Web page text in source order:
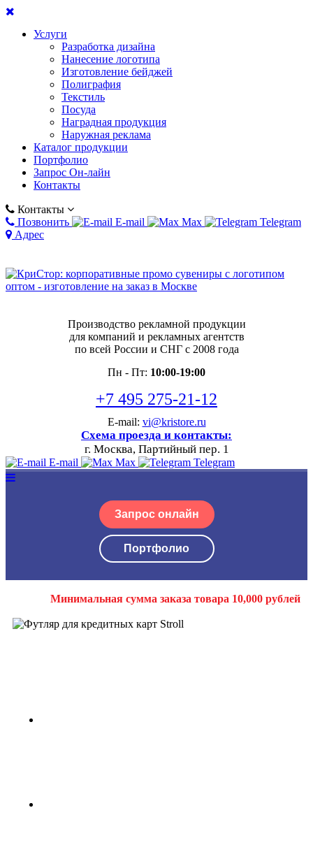
Услуги
Разработка дизайна
Нанесение логотипа
Изготовление бейджей
Полиграфия
Текстиль
Посуда
Наградная продукция
Наружная реклама
Каталог продукции
Портфолио
Запрос Он-лайн
Контакты
Контакты
Позвонить
E-mail Max
Telegram
Адрес
Производство рекламной продукции
для компаний и рекламных агентств
по всей России и СНГ с 2008 года
Пн - Пт: 10:00-19:00
+7 495 275-21-12
E-mail: vi@kristore.ru
Схема проезда и контакты:
г. Москва, Партийный пер. 1
E-mail Max Telegram
Запрос онлайн
Портфолио
Минимальная сумма заказа товара 10,000 рублей